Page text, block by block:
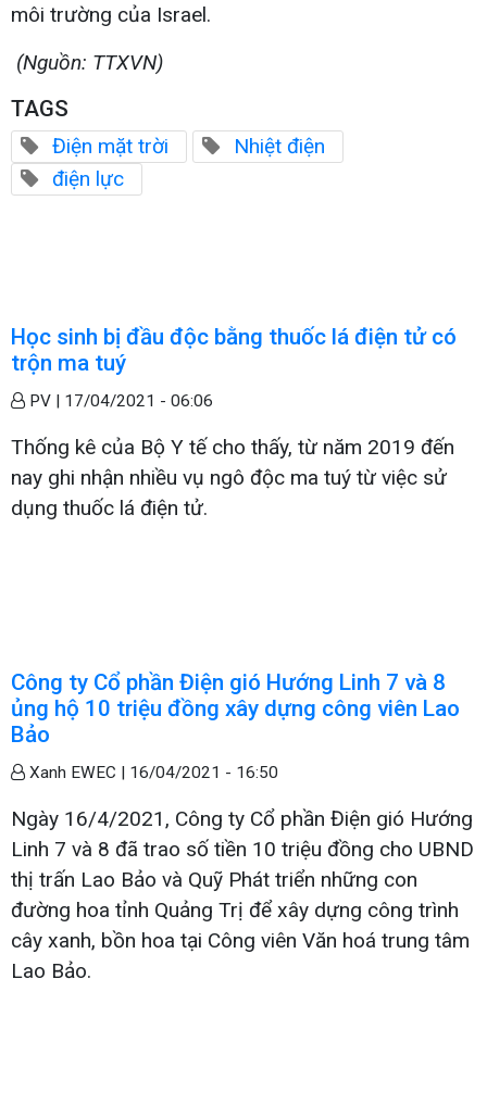
môi trường của Israel.
(Nguồn: TTXVN)
TAGS
Điện mặt trời
Nhiệt điện
điện lực
Học sinh bị đầu độc bằng thuốc lá điện tử có
trộn ma tuý
PV | 17/04/2021 - 06:06
Thống kê của Bộ Y tế cho thấy, từ năm 2019 đến
nay ghi nhận nhiều vụ ngô độc ma tuý từ việc sử
dụng thuốc lá điện tử.
Công ty Cổ phần Điện gió Hướng Linh 7 và 8
ủng hộ 10 triệu đồng xây dựng công viên Lao
Bảo
Xanh EWEC | 16/04/2021 - 16:50
Ngày 16/4/2021, Công ty Cổ phần Điện gió Hướng
Linh 7 và 8 đã trao số tiền 10 triệu đồng cho UBND
thị trấn Lao Bảo và Quỹ Phát triển những con
đường hoa tỉnh Quảng Trị để xây dựng công trình
cây xanh, bồn hoa tại Công viên Văn hoá trung tâm
Lao Bảo.